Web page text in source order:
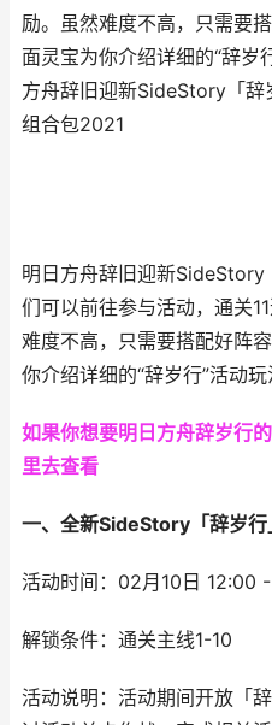
励。虽然难度不高，只需要
面灵宝为你介绍详细的“辞岁
方舟辞旧迎新SideStory「
组合包2021
明日方舟辞旧迎新SideStory
们可以前往参与活动，通关
难度不高，只需要搭配好阵
你介绍详细的“辞岁行”活动玩
如果你想要明日方舟辞岁行
里去查看
一、全新SideStory「辞岁行
活动时间：02月10日 12:00
解锁条件：通关主线1-10
活动说明：活动期间开放「